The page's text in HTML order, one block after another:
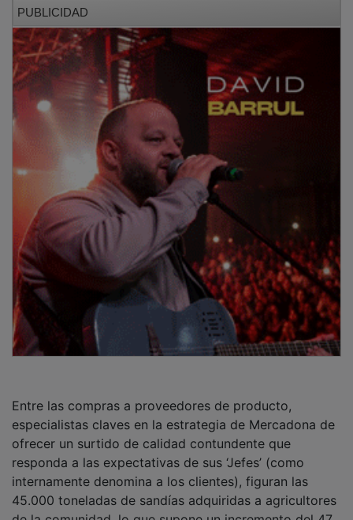
especialistas claves en la estrategia de Mercadona de
ofrecer un surtido de calidad contundente que
responda a las expectativas de sus ‘Jefes’ (como
internamente denomina a los clientes), figuran las
45.000 toneladas de sandías adquiridas a agricultores
de la comunidad, lo que supone un incremento del 47